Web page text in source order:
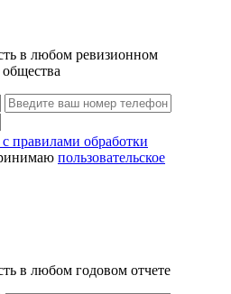
в любом ревизионном
с правилами обработки
пользовательское
в любом годовом отчете